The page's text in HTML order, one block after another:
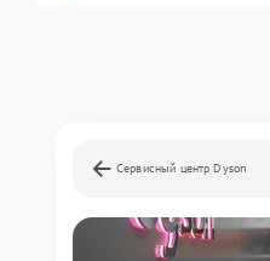
Сервисный центр Dyson